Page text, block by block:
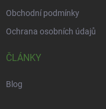
Obchodní podmínky
Ochrana osobních údajů
ČLÁNKY
Blog